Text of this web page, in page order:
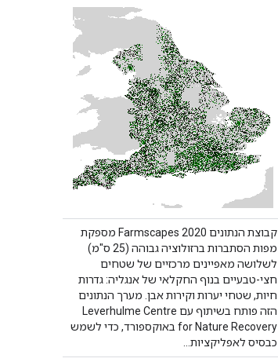
קבוצת הנתונים Farmscapes 2020 מספקת
מפות הסתברות ברזולוציה גבוהה (25 ס"מ)
לשלושה מאפיינים מרכזיים של שטחים
חצי-טבעיים בנוף החקלאי של אנגליה: גדרות
חיות, שטחי יערות וקירות אבן. מערך הנתונים
הזה פותח בשיתוף עם Leverhulme Centre
for Nature Recovery באוקספורד, כדי לשמש
כבסיס לאפליקציות…